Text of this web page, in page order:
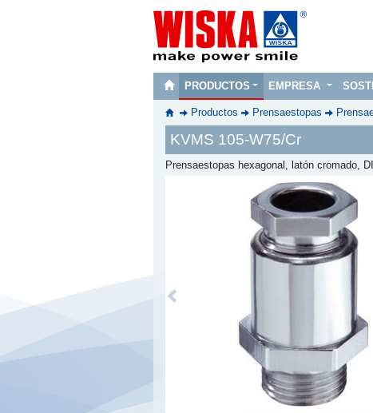
PRODUCTOS EMPRESA
Productos Prensaestopas
KVMS 105-W75/Cr
Prensaestopas hexagonal, latón cromado,
Previous